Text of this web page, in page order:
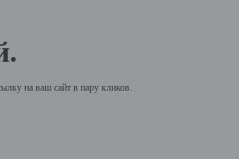
на ваш сайт в пару кликов.